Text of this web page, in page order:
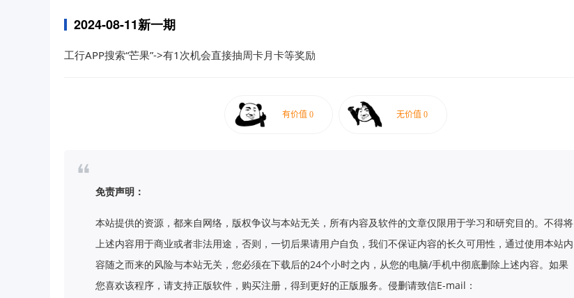
2024-08-11新一期
工行APP搜索“芒果”->有1次机会直接抽周卡月卡等奖励
免责声明：
本站提供的资源，都来自网络，版权争议与本站无关，所有内容及软件的文章仅限用于学习和研究目的。不得将
上述内容用于商业或者非法用途，否则，一切后果请用户自负，我们不保证内容的长久可用性，通过使用本站内
容随之而来的风险与本站无关，您必须在下载后的24个小时之内，从您的电脑/手机中彻底删除上述内容。如果
您喜欢该程序，请支持正版软件，购买注册，得到更好的正版服务。侵删请致信E-mail：